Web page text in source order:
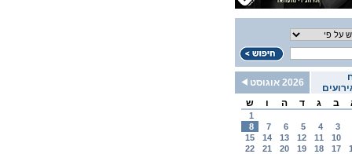
2026 אוגוסט
ב ג ד ה ו ש
1
3
4
5
6
7
8
10
11
12
13
14
15
17
18
19
20
21
22